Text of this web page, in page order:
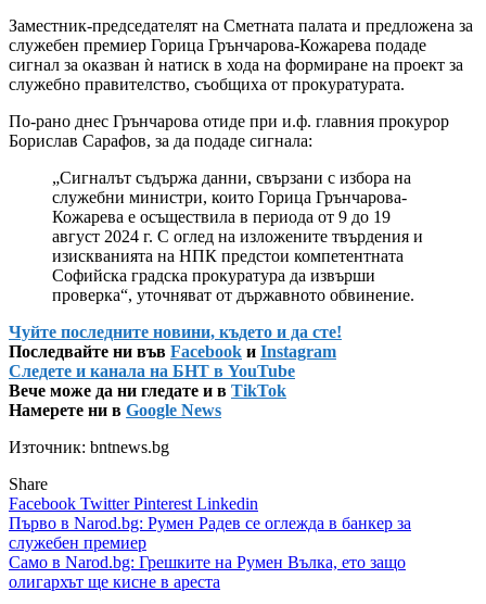
Заместник-председателят на Сметната палата и предложена за
служебен премиер Горица Грънчарова-Кожарева подаде
сигнал за оказван ѝ натиск в хода на формиране на проект за
служебно правителство, съобщиха от прокуратурата.
По-рано днес Грънчарова отиде при и.ф. главния прокурор
Борислав Сарафов, за да подаде сигнала:
„Сигналът съдържа данни, свързани с избора на
служебни министри, които Горица Грънчарова-
Кожарева е осъществила в периода от 9 до 19
август 2024 г. С оглед на изложените твърдения и
изискванията на НПК предстои компетентната
Софийска градска прокуратура да извърши
проверка“, уточняват от държавното обвинение.
Чуйте последните новини, където и да сте!
Последвайте ни във Facebook и Instagram
Следете и канала на БНТ в YouTube
Вече може да ни гледате и в TikTok
Намерете ни в Google News
Източник: bntnews.bg
Share
Facebook TwitterPinterest Linkedin
Навигация
Първо в Narod.bg: Румен Радев се оглежда в банкер за
служебен премиер
Само в Narod.bg: Грешките на Румен Вълка, ето защо
олигархът ще кисне в ареста